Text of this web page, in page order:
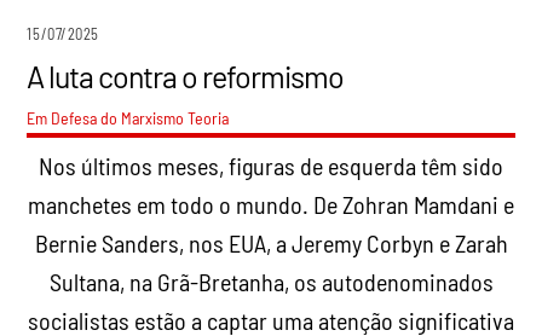
15/07/2025
A luta contra o reformismo
Em Defesa do Marxismo Teoria
Nos últimos meses, figuras de esquerda têm sido
manchetes em todo o mundo. De Zohran Mamdani e
Bernie Sanders, nos EUA, a Jeremy Corbyn e Zarah
Sultana, na Grã-Bretanha, os autodenominados
socialistas estão a captar uma atenção significativa